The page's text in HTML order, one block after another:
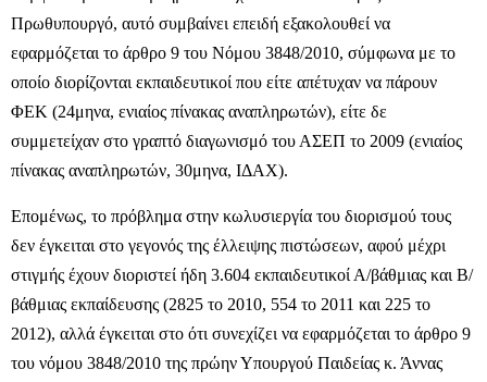
Πρωθυπουργό, αυτό συμβαίνει επειδή εξακολουθεί να
εφαρμόζεται το άρθρο 9 του Νόμου 3848/2010, σύμφωνα με το
οποίο διορίζονται εκπαιδευτικοί που είτε απέτυχαν να πάρουν
ΦΕΚ (24μηνα, ενιαίος πίνακας αναπληρωτών), είτε δε
συμμετείχαν στο γραπτό διαγωνισμό του ΑΣΕΠ το 2009 (ενιαίος
πίνακας αναπληρωτών, 30μηνα, ΙΔΑΧ).
Επομένως, το πρόβλημα στην κωλυσιεργία του διορισμού τους
δεν έγκειται στο γεγονός της έλλειψης πιστώσεων, αφού μέχρι
στιγμής έχουν διοριστεί ήδη 3.604 εκπαιδευτικοί Α/βάθμιας και Β/
βάθμιας εκπαίδευσης (2825 το 2010, 554 το 2011 και 225 το
2012), αλλά έγκειται στο ότι συνεχίζει να εφαρμόζεται το άρθρο 9
του νόμου 3848/2010 της πρώην Υπουργού Παιδείας κ. Άννας